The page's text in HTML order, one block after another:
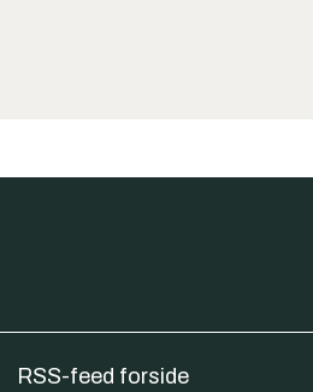
RSS-feed forside